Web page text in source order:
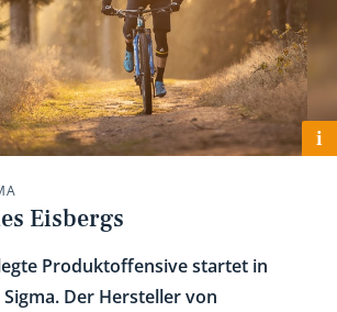
i
Eisbergs
Produkt­offensive startet in
Der Hersteller von